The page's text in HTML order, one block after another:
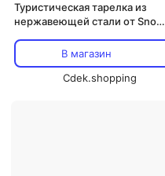
Туристическая тарелка из
нержавеющей стали от Snow
В магазин
Cdek.shopping